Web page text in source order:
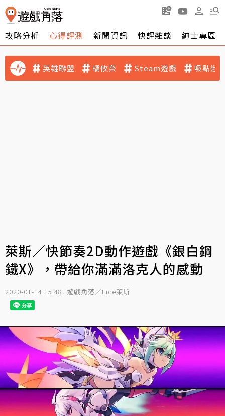
攻略分析 心得評測 新聞資訊 快評雜談 紳士專區
英雄聯盟 橘攸奈 Steam遊戲 吸點迷
萊斯／快節奏2D動作遊戲《銀白鋼
鐵X》，帶給你滿滿洛克人的感動
2020-01-14 15:48 遊戲角落／Lice萊斯